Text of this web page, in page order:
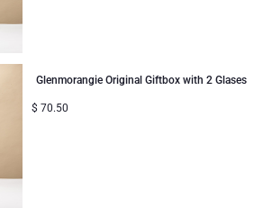
Belgische Schokoladen
Champagner
Dienstleistungen
Glenmorangie Original Giftbox with 2 Glases
$ 70.50